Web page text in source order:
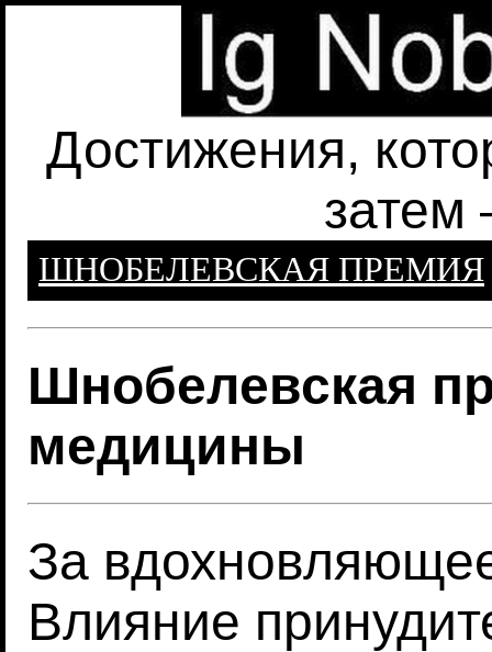
Достижения,
затем
ШНОБЕЛЕВСКАЯ ПРЕМИЯ
Шнобелевская
медицины
За
Влияние